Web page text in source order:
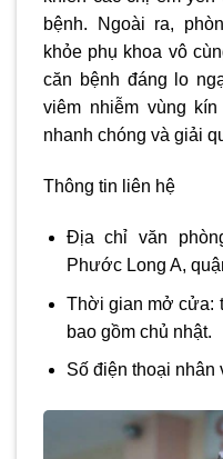
bệnh. Ngoài ra,
khỏe phụ khoa vô
căn bệnh đáng lo
viêm nhiễm vùng
nhanh chóng và giải
Thông tin liên hệ
Địa chỉ văn
Phước Long A,
Thời gian mở cửa:
bao gồm chủ nhật.
Số điện thoại nhân